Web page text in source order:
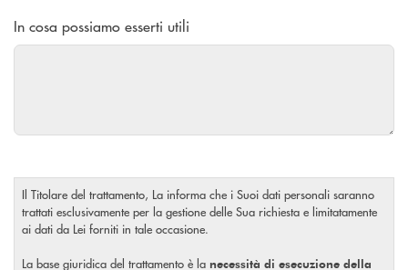
In cosa possiamo esserti utili
Il Titolare del trattamento, La informa che i Suoi dati personali saranno
trattati esclusivamente per la gestione delle Sua richiesta e limitatamente
ai dati da Lei forniti in tale occasione.
La base giuridica del trattamento è la necessità di esecuzione della